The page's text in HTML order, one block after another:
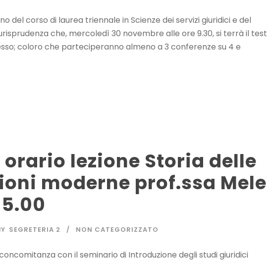
del corso di laurea triennale in Scienze dei servizi giuridici e del
che, mercoledì 30 novembre alle ore 9.30, si terrà il test
coloro che parteciperanno almeno a 3 conferenze su 4 e
lezione Storia delle
moderne prof.ssa Mele
SEGRETERIA 2 NON CATEGORIZZATO
con il seminario di Introduzione degli studi giuridici